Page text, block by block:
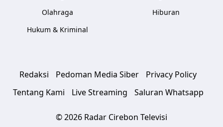
Olahraga
Hukum & Kriminal
Hiburan
Redaksi Pedoman Media Siber
Privacy Policy
Tentang Kami
Live Streaming Saluran Whatsapp
© 2026 Radar Cirebon Televisi